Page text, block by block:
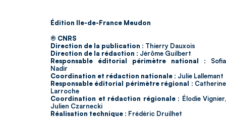
Édition Ile-de-France Meudon
© CNRS
Direction de la publication : Thierry Dauxois
Direction de la rédaction : Jérôme Guilbert
Responsable éditorial périmètre national : Sofia
Nadir
Coordination et rédaction nationale : Julie Lallemant
Responsable éditorial périmètre régional : Catherine
Larroche
Coordination et rédaction régionale : Élodie Vignier,
Julien Czarnecki
Réalisation technique : Frédéric Druilhet